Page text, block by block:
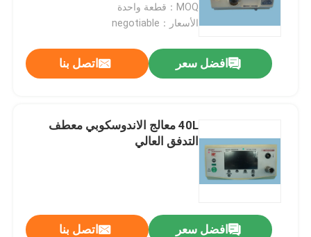
MOQ：قطعة واحدة
الأسعار：negotiable
افضل سعر اتصل بنا
40L معالج الاندوسكوبي معطف
التدفق العالي
افضل سعر اتصل بنا